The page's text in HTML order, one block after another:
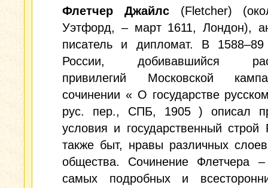
Флетчер Джайлс(Fletcher)
Уэтфорд, – март 1611, Лондон),
писатель и дипломат. В
России, добивавшийся
привилегий Московской
сочинении « О государстве
рус. пер., СПБ, 1905 ) описал
условия и государственный строй
также быт, нравы различных слоев
общества. Сочинение Флетчера
самых подробных и